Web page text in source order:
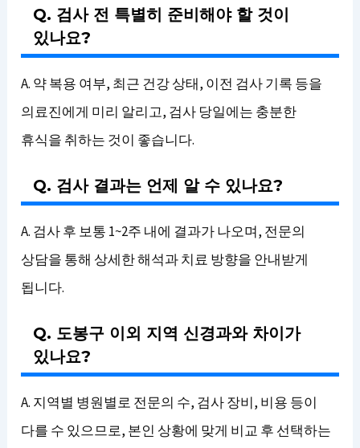
Q. 검사 전 특별히 준비해야 할 것이
있나요?
A. 약 복용 여부, 최근 건강 상태, 이전 검사 기록 등을
의료진에게 미리 알리고, 검사 당일에는 충분한
휴식을 취하는 것이 좋습니다.
Q. 검사 결과는 언제 알 수 있나요?
A. 검사 후 보통 1~2주 내에 결과가 나오며, 전문의
상담을 통해 상세한 해석과 치료 방향을 안내받게
됩니다.
Q. 도봉구 이외 지역 신경과와 차이가
있나요?
A. 지역별 병원별로 전문의 수, 검사 장비, 비용 등이
다를 수 있으므로, 본인 상황에 맞게 비교 후 선택하는